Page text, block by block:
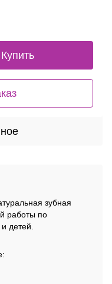
Купить
зубная
работы по
детей.